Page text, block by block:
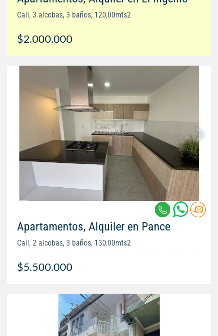
Cali, 3 alcobas, 3 baños, 120,00mts2
$2.000.000
Apartamentos, Alquiler en Pance
Cali, 2 alcobas, 3 baños, 130,00mts2
$5.500.000